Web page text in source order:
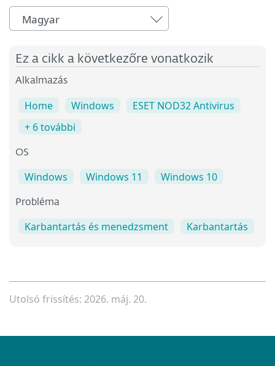
Magyar
Ez a cikk a következőre vonatkozik
Alkalmazás
Home Windows
ESET NOD32 Antivirus
+ 6 további
OS
Windows Windows 11 Windows 10
Probléma
Karbantartás és menedzsment Karbantartás
Utolsó frissítés: 2026. máj. 20.